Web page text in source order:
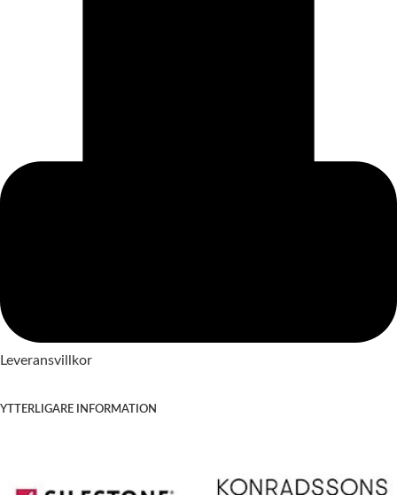
Leveransvillkor
YTTERLIGARE INFORMATION